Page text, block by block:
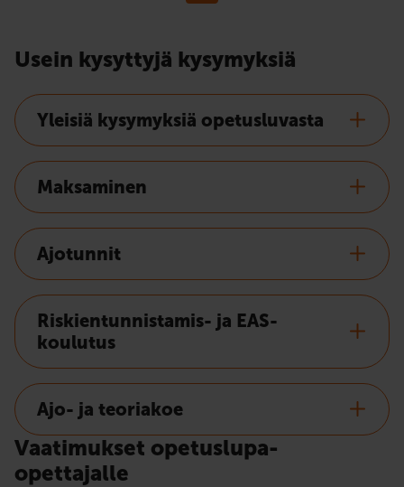
Usein kysyttyjä kysymyksiä
Yleisiä kysymyksiä opetusluvasta
Maksaminen
Ajotunnit
Riskientunnistamis- ja EAS-
koulutus
Ajo- ja teoriakoe
Vaatimukset opetuslupa-
opettajalle